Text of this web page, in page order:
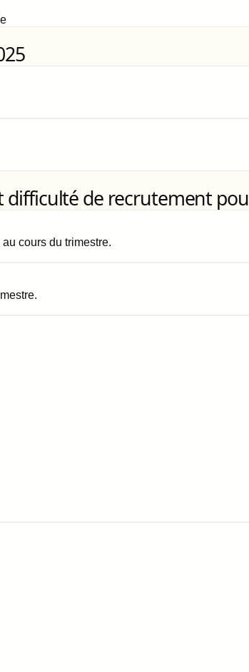
difficulté de recrutement
cours du trimestre.